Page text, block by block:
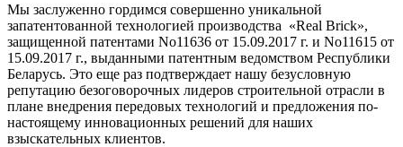
Мы заслуженно гордимся совершенно уникальной
запатентованной технологией производства «Real Brick»,
защищенной патентами No11636 от 15.09.2017 г. и No11615 от
15.09.2017 г., выданными патентным ведомством Республики
Беларусь. Это еще раз подтверждает нашу безусловную
репутацию безоговорочных лидеров строительной отрасли в
плане внедрения передовых технологий и предложения по-
настоящему инновационных решений для наших
взыскательных клиентов.